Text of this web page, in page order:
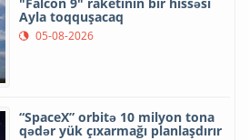
Ayla toqquşacaq
05-08-2026
“SpaceX” orbitə 10 milyon tona
qədər yük çıxarmağı planlaşdırır